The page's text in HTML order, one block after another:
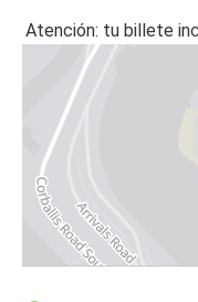
Atención: tu billete